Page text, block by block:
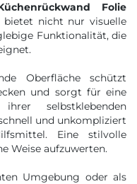
Folie
bietet nicht nur visuelle
Funktionalität, die
Oberfläche schützt
und sorgt für eine
selbstklebenden
und unkompliziert
Eine stilvolle
Weise aufzuwerten.
Umgebung oder als